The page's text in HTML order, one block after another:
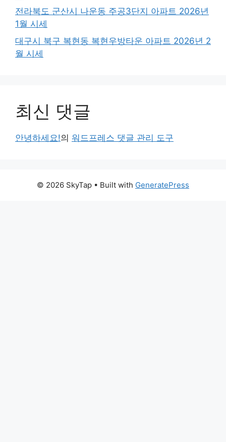
전라북도 군산시 나운동 주공3단지 아파트 2026년
1월 시세
대구시 북구 복현동 복현우방타운 아파트 2026년 2
월 시세
최신 댓글
안녕하세요!의 워드프레스 댓글 관리 도구
© 2026 SkyTap • Built with GeneratePress